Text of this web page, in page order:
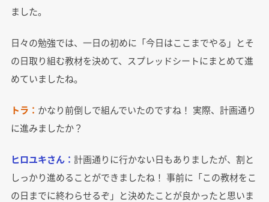
ました。
日々の勉強では、一日の初めに「今日はここまでやる」とそ
の日取り組む教材を決めて、スプレッドシートにまとめて進
めていましたね。
トラ： かなり前倒しで組んでいたのですね！ 実際、計画通り
に進みましたか？
ヒロユキさん： 計画通りに行かない日もありましたが、割と
しっかり進めることができましたね！ 事前に「この教材をこ
の日までに終わらせるぞ」と決めたことが良かったと思いま